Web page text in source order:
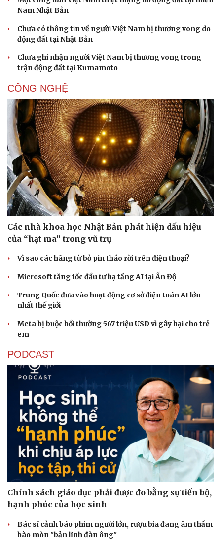
Thông tin doanh nghiệp
Doanh nghiệp 24h
Vì cộng đồng
Sành điệu
Nam Nhật Bản
Chưa có thông tin về người Việt Nam bị thương vong do
động đất tại Nhật Bản
Chưa ghi nhận người Việt Nam bị thương vong trong
trận động đất tại Kumamoto
CÔNG NGHỆ
Các nhà khoa học Nhật Bản phát hiện dấu hiệu
của “hạt ma” trong vũ trụ
Vì sao các hãng từ bỏ pin tháo rời trên điện thoại?
Microsoft tăng tốc đầu tư hạ tầng AI tại Ấn Độ
Trung Quốc đưa vào hoạt động cơ sở điện toán AI lớn
nhất thế giới
Meta bị buộc bồi thường 567 triệu USD vì gây hại cho trẻ
em
PODCAST
Chính sách giáo dục phải được đo bằng sự tiến bộ,
hạnh phúc của học sinh
Bác sĩ cảnh báo phim người lớn, rượu bia đang âm thầm
bào mòn "bản lĩnh đàn ông"